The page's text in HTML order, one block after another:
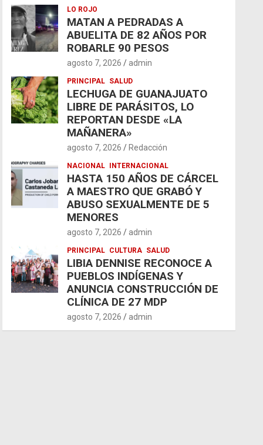
LO ROJO
MATAN A PEDRADAS A
ABUELITA DE 82 AÑOS POR
ROBARLE 90 PESOS
agosto 7, 2026 admin
PRINCIPAL SALUD
LECHUGA DE GUANAJUATO
LIBRE DE PARÁSITOS, LO
REPORTAN DESDE «LA
MAÑANERA»
agosto 7, 2026 Redacción
NACIONAL INTERNACIONAL
HASTA 150 AÑOS DE CÁRCEL
A MAESTRO QUE GRABÓ Y
ABUSO SEXUALMENTE DE 5
MENORES
agosto 7, 2026 admin
PRINCIPAL CULTURA SALUD
LIBIA DENNISE RECONOCE A
PUEBLOS INDÍGENAS Y
ANUNCIA CONSTRUCCIÓN DE
CLÍNICA DE 27 MDP
agosto 7, 2026 admin